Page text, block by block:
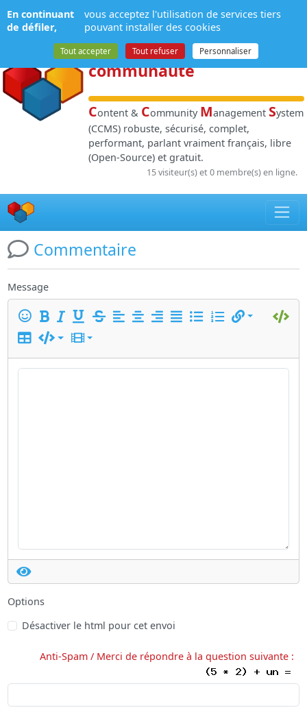
NPDS:Gestion de
contenuet de
communauté
Content & Community Management System
(CCMS) robuste, sécurisé, complet,
performant, parlant vraiment français, libre
(Open-Source) et gratuit.
15 visiteur(s) et 0 membre(s) en ligne.
Commentaire
Message
Options
Désactiver le html pour cet envoi
Anti-Spam / Merci de répondre à la question suivante :
Panneau de gestion des cookies
En continuant
de défiler,
vous acceptez l'utilisation de services tiers
pouvant installer des cookies
Tout accepter Tout refuser Personnaliser